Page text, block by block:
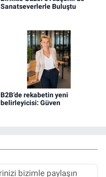
Sanatseverlerle Buluştu
B2B’de rekabetin yeni
belirleyicisi: Güven